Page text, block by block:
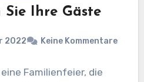
Sie Ihre Gäste
2022 Keine Kommentare
Familienfeier, die